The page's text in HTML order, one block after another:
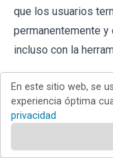
que los usuarios
permanentemente
incluso con la
Otra forma de
comprobar la
archivo encriptado.
menudo se
En este sitio web, se
experiencia óptima
privacidad